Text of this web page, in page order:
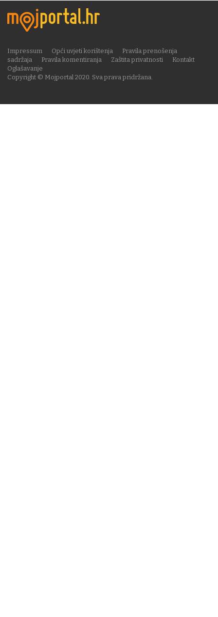
Copyright © Mojportal 2020. Sva prava pridržana.
Impressum Opći uvjeti korištenja
Pravila prenošenja
sadržaja
Pravila komentiranja Zaštita privatnosti
Kontakt
Oglašavanje